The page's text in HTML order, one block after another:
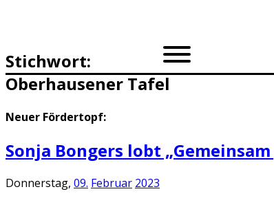
Stichwort:
Oberhausener Tafel
Neuer Fördertopf:
Sonja Bongers lobt
Donnerstag, 09. Februar 2023